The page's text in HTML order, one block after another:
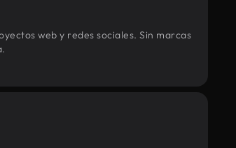
web y redes sociales. Sin marcas